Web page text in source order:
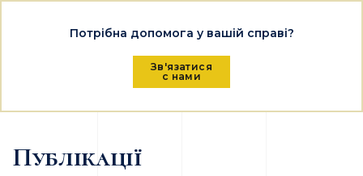
Потрібна допомога у вашій справі?
Зв'язатися
с нами
Публікації